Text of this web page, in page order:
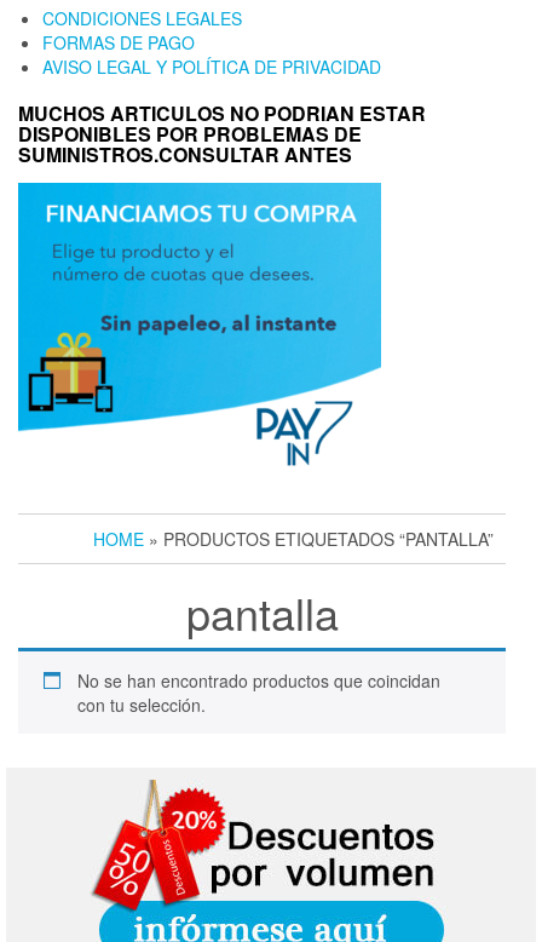
CONDICIONES LEGALES
FORMAS DE PAGO
AVISO LEGAL Y POLÍTICA DE PRIVACIDAD
MUCHOS ARTICULOS NO PODRIAN ESTAR
DISPONIBLES POR PROBLEMAS DE
SUMINISTROS.CONSULTAR ANTES
HOME » PRODUCTOS ETIQUETADOS “PANTALLA”
pantalla
No se han encontrado productos que coincidan
con tu selección.